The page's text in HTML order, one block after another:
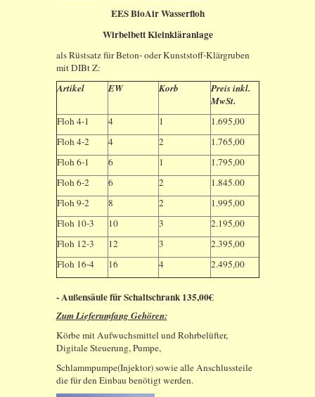
EES BioAir Wasserfloh
Wirbelbett Kleinkläranlage
als Rüstsatz für Beton- oder Kunststoff-Klärgruben
mit DIBt Z:
Artikel
EW Korb
Preis inkl.
MwSt.
Floh 4-1
4 1
1.695,00
Floh 4-2
4 2
1.765,00
Floh 6-1
6 1
1.795,00
Floh 6-2
6 2
1.845.00
Floh 9-2
8 2
1.995,00
Floh 10-3
10 3
2.195,00
Floh 12-3
12 3
2.395,00
Floh 16-4
16 4 2.495,00
- Außensäule für Schaltschrank 135,00€
Zum Lieferumfang Gehören:
Körbe mit Aufwuchsmittel und Rohrbelüfter,
Digitale Steuerung, Pumpe,
Schlammpumpe(Injektor) sowie alle Anschlussteile
die für den Einbau benötigt werden.